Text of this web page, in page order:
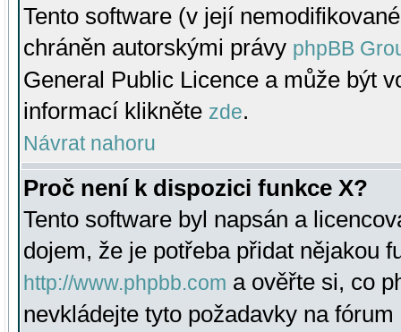
Tento software (v její
chráněn autorskými právy phpBB
General Public Licence a může být
informací klikněte zde.
Návrat nahoru
Proč není k dispozici funkce X?
Tento software byl napsán a
dojem, že je potřeba přidat nějakou
http://www.phpbb.com a ověřte si, co
nevkládejte tyto požadavky na